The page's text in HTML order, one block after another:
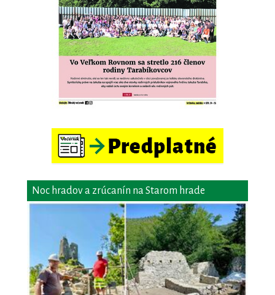
Noc hradov a zrúcanín na Starom hrade